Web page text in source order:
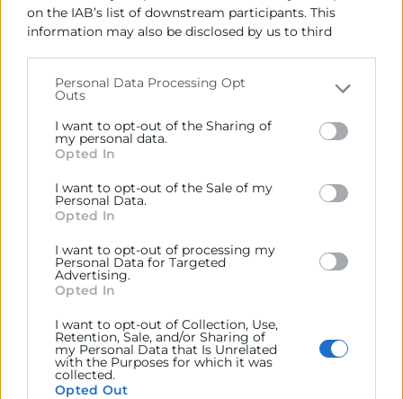
on the IAB’s list of downstream participants. This
information may also be disclosed by us to third
Please note that this website/app uses one or more
Google services and may gather and store information
including but not limited to your visit or usage
behaviour. You may click to grant or deny consent to
below specified purposes in below Google consent
section.
Personal Data Processing Opt
Outs
I want to opt-out of the Sharing of
my personal data.
Opted In
I want to opt-out of the Sale of my
Personal Data.
Opted In
I want to opt-out of processing my
Personal Data for Targeted
Advertising.
Opted In
I want to opt-out of Collection, Use,
Retention, Sale, and/or Sharing of
my Personal Data that Is Unrelated
with the Purposes for which it was
collected.
Opted Out
Descargar programa
Patrocina
Organiza
Contacto
Rafael Mossi